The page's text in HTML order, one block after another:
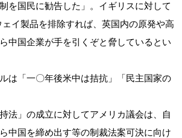
を国民に勧告した」。イギリスに対して
イ製品を排除すれば、英国内の原発や高
中国企業が手を引くぞと脅しているとい
は「一〇年後米中は拮抗」「民主国家の
法」の成立に対してアメリカ議会は、自
中国を締め出す等の制裁法案可決に向け